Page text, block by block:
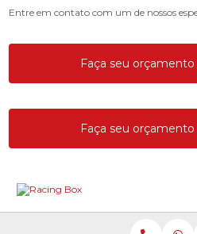
Entre em contato com um de nossos
Faça seu
Faça seu